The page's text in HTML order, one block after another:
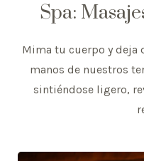
Spa:
Mima tu cuerpo y deja
manos de nuestros
sintiéndose ligero,